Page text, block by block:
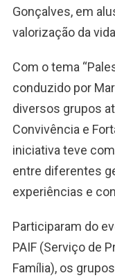
Gonçalves, em
valorização da
Com o tema
conduzido por
diversos grupos
Convivência e
iniciativa teve
entre diferentes
experiências e
Participaram do
PAIF (Serviço de
Família), os